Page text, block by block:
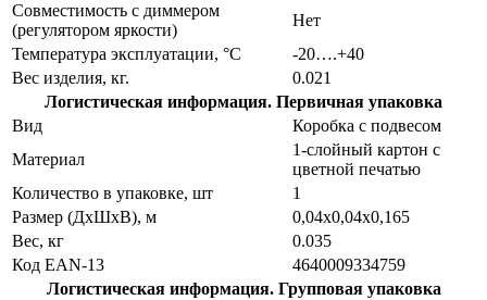
Совместимость с диммером
(регулятором яркости)
Нет
Температура эксплуатации, °С
-20….+40
Вес изделия, кг.
0.021
Логистическая информация. Первичная упаковка
Вид
Коробка с подвесом
Материал
1-слойный картон с
цветной печатью
Количество в упаковке, шт
1
Размер (ДхШхВ), м
0,04х0,04х0,165
Вес, кг
0.035
Код EAN-13
4640009334759
Логистическая информация. Групповая упаковка